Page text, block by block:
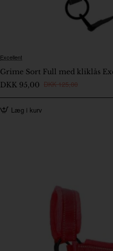
Excellent
Grime Sort Full med kliklås
DKK 95,00 DKK 125,00
Læg i kurv